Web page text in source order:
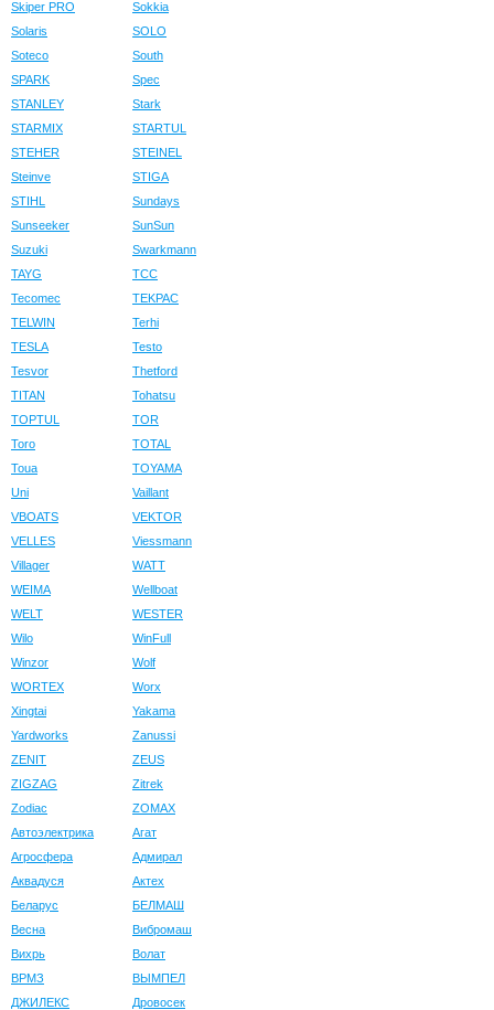
Skiper PRO
Sokkia
Solaris
SOLO
Soteco
South
SPARK
Spec
STANLEY
Stark
STARMIX
STARTUL
STEHER
STEINEL
Steinve
STIGA
STIHL
Sundays
Sunseeker
SunSun
Suzuki
Swarkmann
TAYG
TCC
Tecomec
TEKPAC
TELWIN
Terhi
TESLA
Testo
Tesvor
Thetford
TITAN
Tohatsu
TOPTUL
TOR
Toro
TOTAL
Toua
TOYAMA
Uni
Vaillant
VBOATS
VEKTOR
VELLES
Viessmann
Villager
WATT
WEIMA
Wellboat
WELT
WESTER
Wilo
WinFull
Winzor
Wolf
WORTEX
Worx
Xingtai
Yakama
Yardworks
Zanussi
ZENIT
ZEUS
ZIGZAG
Zitrek
Zodiac
ZOMAX
Автоэлектрика
Агат
Агросфера
Адмирал
Аквадуся
Актех
Беларус
БЕЛМАШ
Весна
Вибромаш
Вихрь
Волат
ВРМЗ
ВЫМПЕЛ
ДЖИЛЕКС
Дровосек